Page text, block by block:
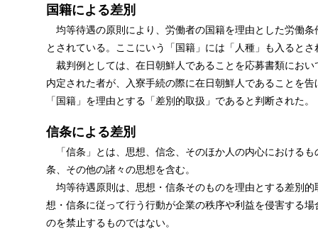
国籍による差別
均等待遇の原則により、労働者の国籍を理由とした労働
とされている。ここにいう「国籍」には「人種」も入るとさ
裁判例としては、在日朝鮮人であることを応募書類にお
内定された者が、入寮手続の際に在日朝鮮人であることを
「国籍」を理由とする「差別的取扱」であると判断された。
信条による差別
「信条」とは、思想、信念、そのほか人の内心における
条、その他の諸々の思想を含む。
均等待遇原則は、思想・信条そのものを理由とする差別
想・信条に従って行う行動が企業の秩序や利益を侵害する
のを禁止するものではない。